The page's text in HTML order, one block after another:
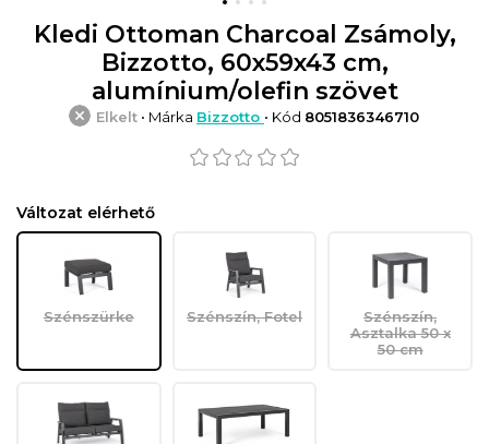
Kledi Ottoman Charcoal Zsámoly,
Bizzotto, 60x59x43 cm,
alumínium/olefin szövet
Elkelt • Márka Bizzotto • Kód 8051836346710
Változat elérhető
Szénszürke Szénszín, Fotel
Szénszín,
Asztalka 50 x
50 cm